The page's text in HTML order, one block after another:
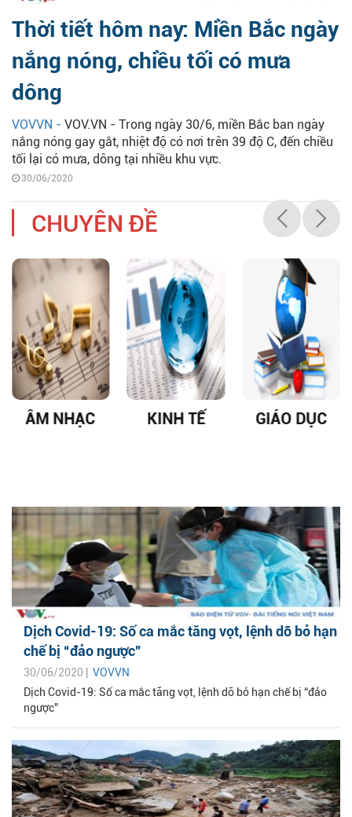
Thời tiết hôm nay: Miền Bắc ngày
nắng nóng, chiều tối có mưa
dông
VOVVN - VOV.VN - Trong ngày 30/6, miền Bắc ban ngày
nắng nóng gay gắt, nhiệt độ có nơi trên 39 độ C, đến chiều
tối lại có mưa, dông tại nhiều khu vực.
30/06/2020
CHUYÊN ĐỀ
ÂM NHẠC KINH TẾ GIÁO DỤC
Dịch Covid-19: Số ca mắc tăng vọt, lệnh dỡ bỏ hạn
chế bị “đảo ngược”
30/06/2020 | VOVVN
Dịch Covid-19: Số ca mắc tăng vọt, lệnh dỡ bỏ hạn chế bị “đảo
ngược”